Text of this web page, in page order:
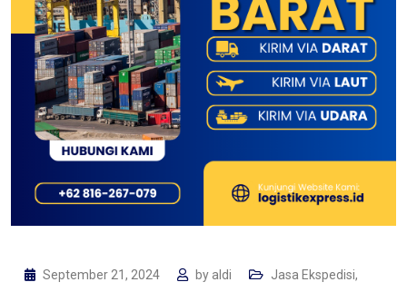
September 21, 2024 by aldi Jasa Ekspedisi,